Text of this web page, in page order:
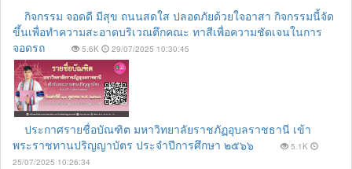
กิจกรรม จอดดี มีสุข ถนนสดใส ปลอดภัยด้วยใจอาสา กิจกรรมนี้จัด
ขึ้นเพื่อทำความสะอาดบริเวณตึกคณะ ทาสีเพื่อความชัดเจนในการ
จอดรถ
5.6K 29/07/2025 10:30:45
ประกาศรายชื่อบัณฑิต มหาวิทยาลัยราชภัฏอุบลราชธานี เข้า
พระราชทานปริญญาบัตร ประจำปีการศึกษา ๒๕๖๖
5.1K
25/07/2025 10:26:34